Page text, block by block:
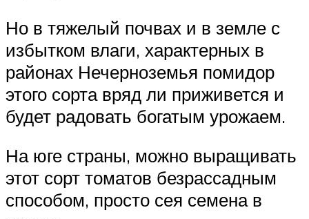
Но в тяжелый почвах и в земле с
избытком влаги, характерных в
районах Нечерноземья помидор
этого сорта вряд ли приживется и
будет радовать богатым урожаем.
На юге страны, можно выращивать
этот сорт томатов безрассадным
способом, просто сея семена в